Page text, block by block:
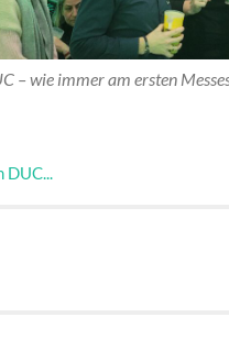
– wie immer am ersten
DUC...